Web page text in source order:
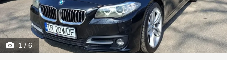
1 / 6